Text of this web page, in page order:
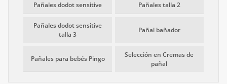
Pañales dodot sensitive Pañales talla 2
Pañales dodot sensitive
talla 3
Pañal bañador
Pañales para bebés Pingo
Selección en Cremas de
pañal